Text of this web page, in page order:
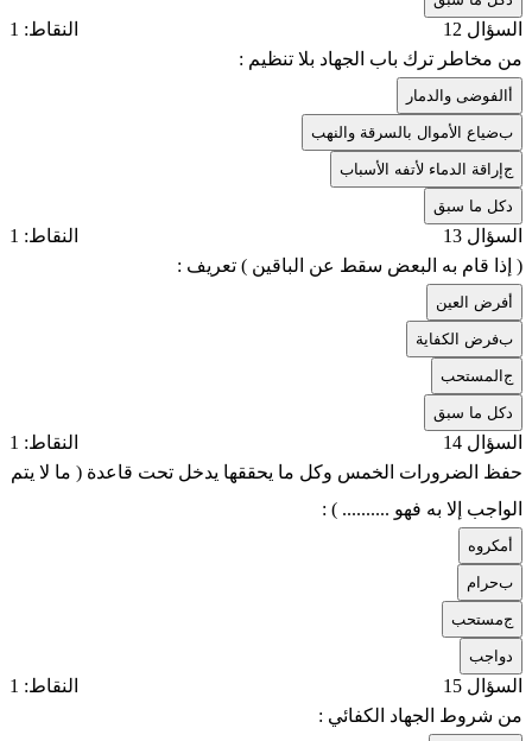
السؤال 12
النقاط: 1
من مخاطر ترك باب الجهاد بلا تنظيم :
الفوضى والدمار
بضياع الأموال بالسرقة والنهب
جإراقة الدماء لأتفه الأسباب
كل ما سبق
السؤال 13
النقاط: 1
( إذا قام به البعض سقط عن الباقين ) تعريف :
فرض العين
بفرض الكفاية
جالمستحب
كل ما سبق
السؤال 14
النقاط: 1
حفظ الضرورات الخمس وكل ما يحققها يدخل تحت قاعدة ( ما لا يتم
الواجب إلا به فهو .......... ) :
مكروه
بحرام
جمستحب
واجب
السؤال 15
النقاط: 1
من شروط الجهاد الكفائي :